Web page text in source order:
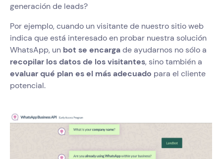
generación de leads?
Por ejemplo, cuando un visitante de nuestro sitio web
indica que está interesado en probar nuestra solución
WhatsApp, un bot se encargade ayudarnos no sólo a
recopilar los datos de los visitantes, sino también a
evaluar qué plan es el más adecuado para el cliente
potencial.